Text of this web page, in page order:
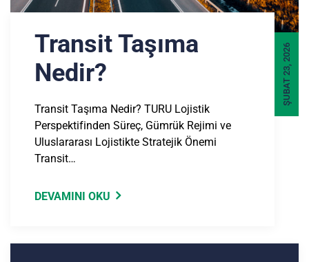
ŞUBAT 23, 2026
Transit Taşıma
Nedir?
Transit Taşıma Nedir? TURU Lojistik
Perspektifinden Süreç, Gümrük Rejimi ve
Uluslararası Lojistikte Stratejik Önemi
Transit…
DEVAMINI OKU